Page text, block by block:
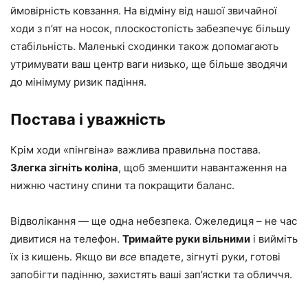
ймовірність ковзання. На відміну від нашої звичайної
ходи з п’ят на носок, плоскостопість забезпечує більшу
стабільність. Маленькі сходинки також допомагають
утримувати ваш центр ваги низько, ще більше зводячи
до мінімуму ризик падіння.
Постава і уважність
Крім ходи «пінгвіна» важлива правильна постава.
Злегка зігніть коліна, щоб зменшити навантаження на
нижню частину спини та покращити баланс.
Відволікання — ще одна небезпека. Ожеледиця – не час
дивитися на телефон. Тримайте руки вільними і вийміть
їх із кишень. Якщо ви все впадете, зігнуті руки, готові
запобігти падінню, захистять ваші зап’ястки та обличчя.